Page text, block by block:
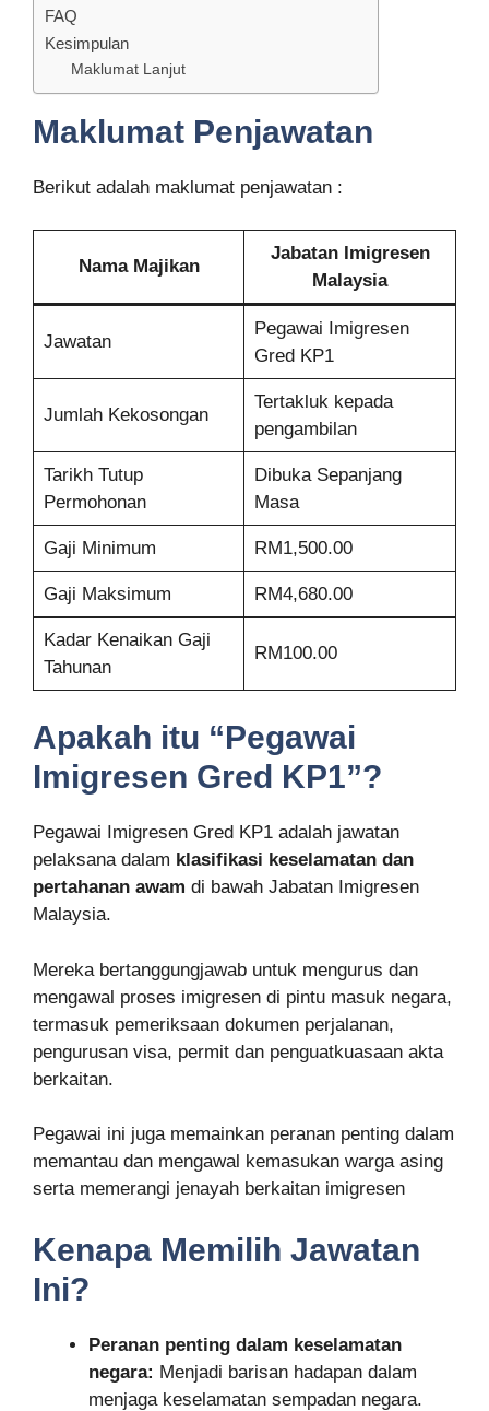
FAQ
Kesimpulan
Maklumat Lanjut
Maklumat Penjawatan
Berikut adalah maklumat penjawatan :
Nama Majikan
Jabatan Imigresen
Malaysia
Jawatan
Pegawai Imigresen
Gred KP1
Jumlah Kekosongan
Tertakluk kepada
pengambilan
Tarikh Tutup
Permohonan
Dibuka Sepanjang
Masa
Gaji Minimum RM1,500.00
Gaji Maksimum RM4,680.00
Kadar Kenaikan Gaji
Tahunan
RM100.00
Apakah itu “Pegawai
Imigresen Gred KP1”?
Pegawai Imigresen Gred KP1 adalah jawatan
pelaksana dalam klasifikasi keselamatan dan
pertahanan awam di bawah Jabatan Imigresen
Malaysia.
Mereka bertanggungjawab untuk mengurus dan
mengawal proses imigresen di pintu masuk negara,
termasuk pemeriksaan dokumen perjalanan,
pengurusan visa, permit dan penguatkuasaan akta
berkaitan.
Pegawai ini juga memainkan peranan penting dalam
memantau dan mengawal kemasukan warga asing
serta memerangi jenayah berkaitan imigresen
Kenapa Memilih Jawatan
Ini?
Peranan penting dalam keselamatan
negara: Menjadi barisan hadapan dalam
menjaga keselamatan sempadan negara.